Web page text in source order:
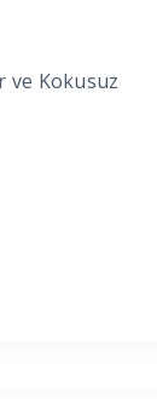
ve Kokusuz